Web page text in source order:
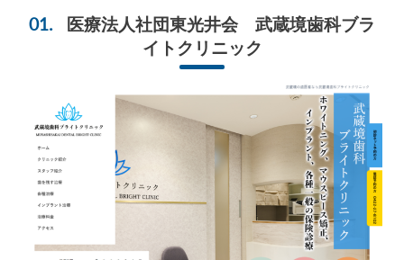
医療法人社団東光井会 武蔵境歯科ブラ
イトクリニック